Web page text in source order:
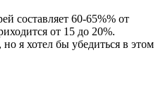
составляет 60-65%% от
от 15 до 20%.
но я хотел бы убедиться в этом